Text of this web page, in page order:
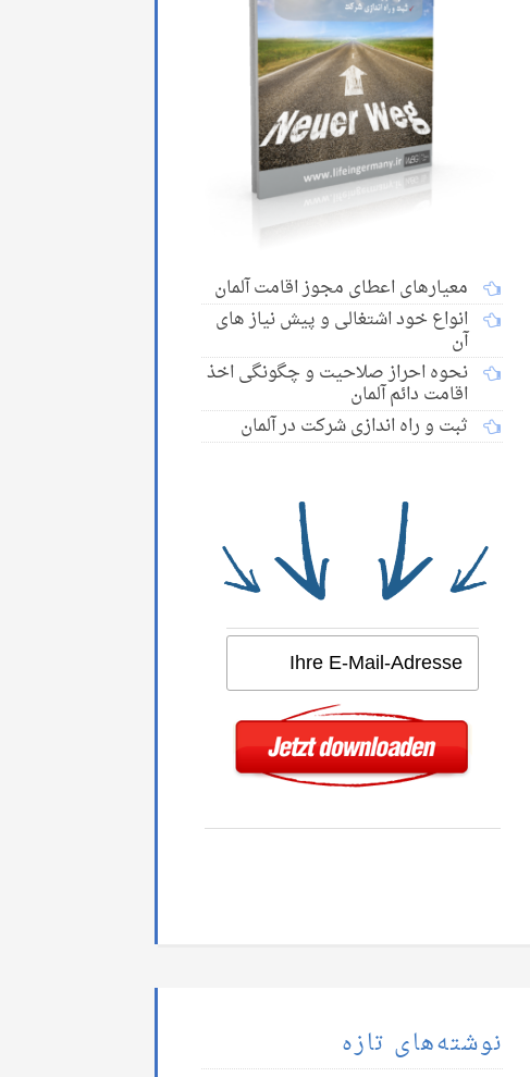
معیارهای اعطای مجوز اقامت آلمان
انواع خود اشتغالی و پیش نیاز های
آن
نحوه احراز صلاحیت و چگونگی اخذ
اقامت دائم آلمان
ثبت و راه اندازی شرکت در آلمان
نوشته‌های تازه